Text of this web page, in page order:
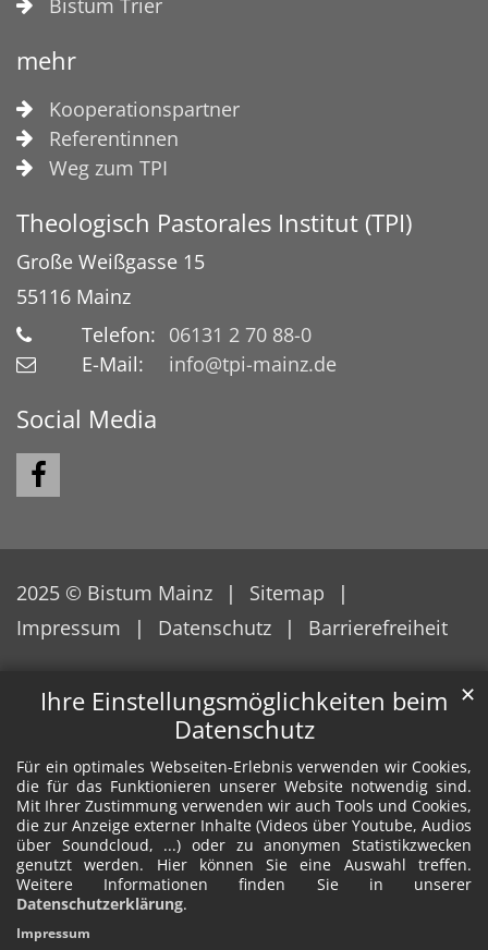
Ihre Einstellungsmöglichkeiten beim
Datenschutz
Für ein optimales Webseiten-Erlebnis verwenden wir Cookies,
die für das Funktionieren unserer Website notwendig sind.
Mit Ihrer Zustimmung verwenden wir auch Tools und Cookies,
die zur Anzeige externer Inhalte (Videos über Youtube, Audios
über Soundcloud, ...) oder zu anonymen Statistikzwecken
genutzt werden. Hier können Sie eine Auswahl treffen.
Weitere Informationen finden Sie in unserer
Datenschutzerklärung.
✕
Impressum
Bistum Trier
mehr
Kooperationspartner
Referentinnen
Weg zum TPI
Theologisch Pastorales Institut (TPI)
Große Weißgasse 15
55116 Mainz
Telefon: 06131 2 70 88-0
E-Mail:
info@tpi-mainz.de
Social Media
2025 © Bistum Mainz
Sitemap
Impressum
Datenschutz Barrierefreiheit